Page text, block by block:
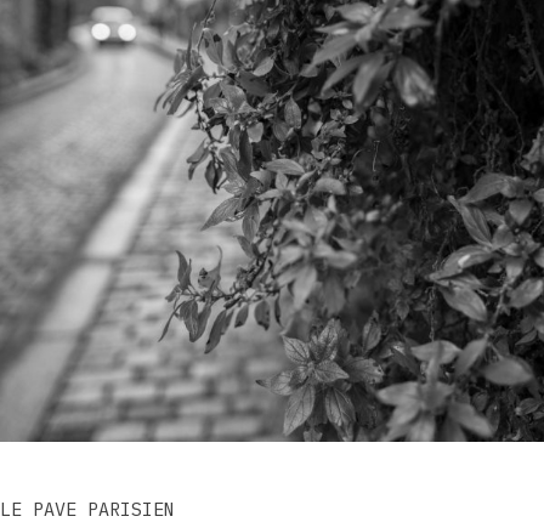
LE PAVE PARISIEN